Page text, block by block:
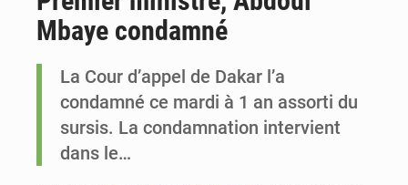
Mbaye condamné
La Cour d’appel de Dakar l’a
condamné ce mardi à 1 an assorti du
sursis. La condamnation intervient
dans le…